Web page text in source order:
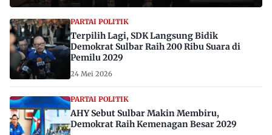
PARTAI POLITIK
Terpilih Lagi, SDK Langsung Bidik
Demokrat Sulbar Raih 200 Ribu Suara di
Pemilu 2029
24 Mei 2026
PARTAI POLITIK
AHY Sebut Sulbar Makin Membiru,
Demokrat Raih Kemenagan Besar 2029